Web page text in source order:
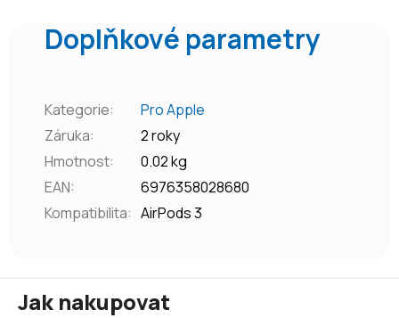
Doplňkové parametry
Kategorie:
Pro Apple
Záruka:
2 roky
Hmotnost:
0.02 kg
EAN:
6976358028680
Kompatibilita: AirPods 3
Jak nakupovat